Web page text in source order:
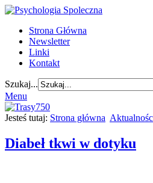
Strona Główna
Newsletter
Linki
Kontakt
Szukaj...
Menu
Jesteś tutaj: Strona główna
Diabeł tkwi w dotyku